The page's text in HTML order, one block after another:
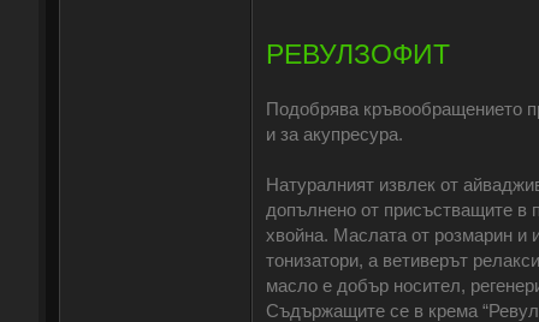
РЕВУЛЗОФИТ
Подобрява кръвообращението
и за акупресура.
Натуралният извлек от
допълнено от присъстващите в
хвойна. Маслата от розмарин и
тонизатори, а ветиверът
масло е добър носител,
Съдържащите се в крема